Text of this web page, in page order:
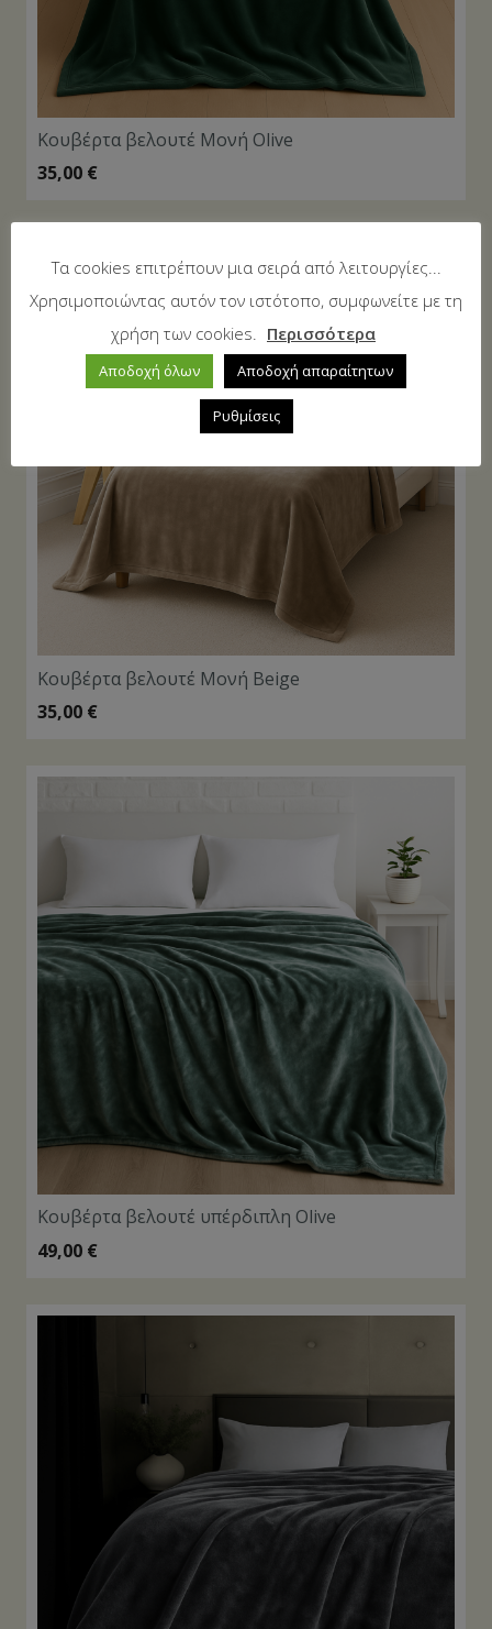
Κουβέρτα βελουτέ Μονή Olive
35,00 €
Κουβέρτα βελουτέ Μονή Beige
35,00 €
Κουβέρτα βελουτέ υπέρδιπλη Olive
49,00 €
Τα cookies επιτρέπουν μια σειρά από λειτουργίες...
Χρησιμοποιώντας αυτόν τον ιστότοπο, συμφωνείτε με τη
χρήση των cookies.
Περισσότερα
Αποδοχή όλων Αποδοχή απαραίτητων
Ρυθμίσεις